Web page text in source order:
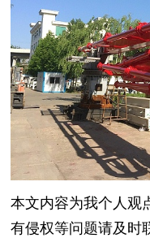
本文内容为我个人观
有侵权等问题请及时